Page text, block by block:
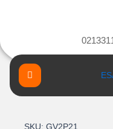
SKU: GV2P21